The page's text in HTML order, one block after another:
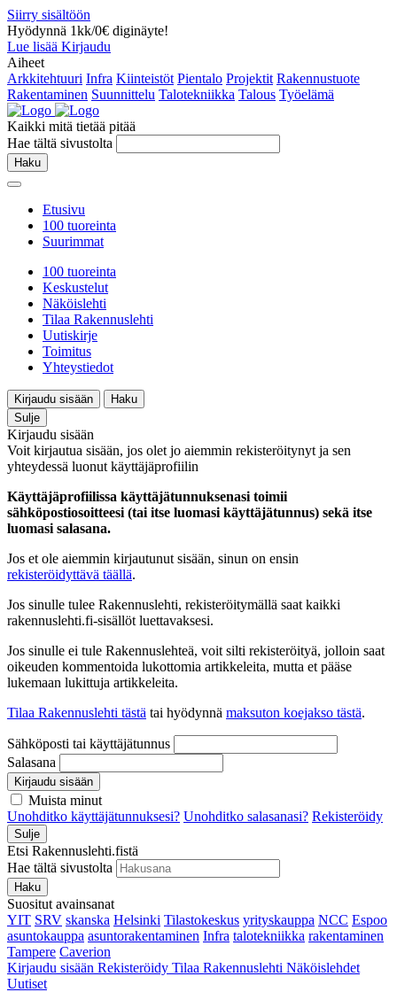
Siirry sisältöön
Hyödynnä 1kk/0€ diginäyte!
Lue lisää Kirjaudu
Aiheet
Arkkitehtuuri Infra Kiinteistöt Pientalo Projektit Rakennustuote
Rakentaminen Suunnittelu Talotekniikka Talous Työelämä
Kaikki mitä tietää pitää
Hae tältä sivustolta
Haku
Etusivu
100 tuoreinta
Suurimmat
100 tuoreinta
Keskustelut
Näköislehti
Tilaa Rakennuslehti
Uutiskirje
Toimitus
Yhteystiedot
Kirjaudu sisään
Haku
Sulje
Kirjaudu sisään
Voit kirjautua sisään, jos olet jo aiemmin rekisteröitynyt ja sen
yhteydessä luonut käyttäjäprofiilin
Käyttäjäprofiilissa käyttäjätunnuksenasi toimii
sähköpostiosoitteesi (tai itse luomasi käyttäjätunnus) sekä itse
luomasi salasana.
Jos et ole aiemmin kirjautunut sisään, sinun on ensin
rekisteröidyttävä täällä.
Jos sinulle tulee Rakennuslehti, rekisteröitymällä saat kaikki
rakennuslehti.fi-sisällöt luettavaksesi.
Jos sinulle ei tule Rakennuslehteä, voit silti rekisteröityä, jolloin saat
oikeuden kommentoida lukottomia artikkeleita, mutta et pääse
lukemaan lukittuja artikkeleita.
Tilaa Rakennuslehti tästä tai hyödynnä maksuton koejakso tästä.
Sähköposti tai käyttäjätunnus
Salasana
Kirjaudu sisään
Muista minut
Unohditko käyttäjätunnuksesi? Unohditko salasanasi? Rekisteröidy
Sulje
Etsi Rakennuslehti.fistä
Hae tältä sivustolta
Haku
Suositut avainsanat
YIT SRV skanska Helsinki Tilastokeskus yrityskauppa NCC Espoo
asuntokauppa asuntorakentaminen Infra talotekniikka rakentaminen
Tampere Caverion
Kirjaudu sisään Rekisteröidy Tilaa Rakennuslehti Näköislehdet
Uutiset